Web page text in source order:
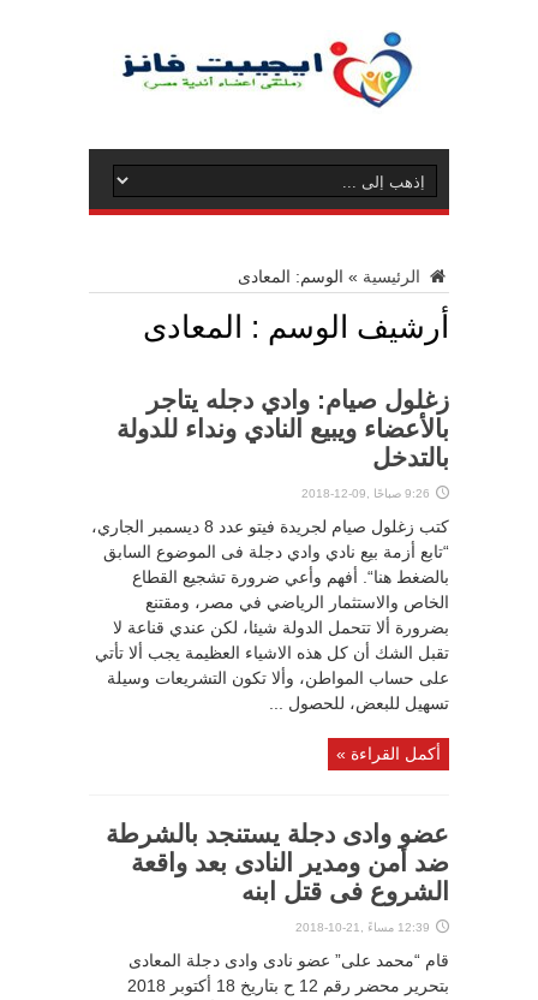
الرئيسية » الوسم: المعادى
أرشيف الوسم : المعادى
زغلول صيام: وادي دجله يتاجر
بالأعضاء ويبيع النادي ونداء للدولة
بالتدخل
9:26 صباحًا ,09-12-2018
كتب زغلول صيام لجريدة فيتو عدد 8 ديسمبر الجاري،
“تابع أزمة بيع نادي وادي دجلة فى الموضوع السابق
بالضغط هنا“. أفهم وأعي ضرورة تشجيع القطاع
الخاص والاستثمار الرياضي في مصر، ومقتنع
بضرورة ألا تتحمل الدولة شيئا، لكن عندي قناعة لا
تقبل الشك أن كل هذه الاشياء العظيمة يجب ألا تأتي
على حساب المواطن، وألا تكون التشريعات وسيلة
تسهيل للبعض، للحصول ...
أكمل القراءة »
عضو وادى دجلة يستنجد بالشرطة
ضد أمن ومدير النادى بعد واقعة
الشروع فى قتل ابنه
12:39 مساءً ,21-10-2018
قام “محمد على” عضو نادى وادى دجلة المعادى
بتحرير محضر رقم 12 ح بتاريخ 18 أكتوبر 2018